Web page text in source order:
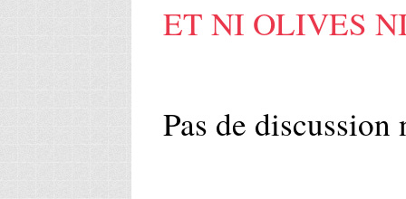
ET NI OLIVES
Pas de discussion